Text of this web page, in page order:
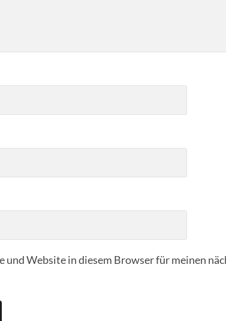
und Website in diesem Browser für meinen